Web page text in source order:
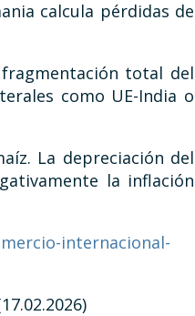
calcula pérdidas de
total del
como UE-India o
La depreciación del
la inflación
internacional-